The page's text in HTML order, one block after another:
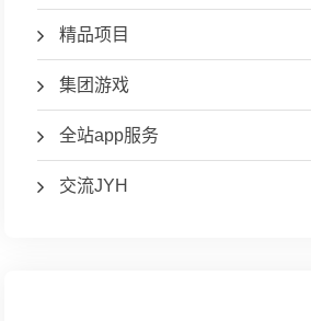
精品项目
集团游戏
全站app服务
交流JYH